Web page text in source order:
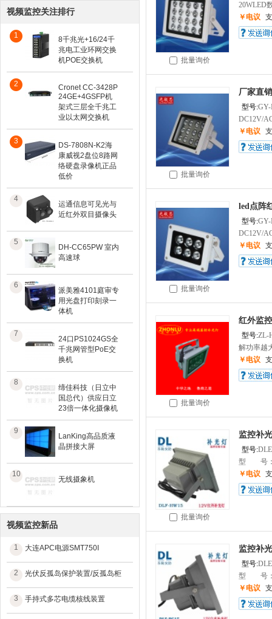
视频监控关注排行
1
8千兆光+16/24千
兆电工业环网交换
机POE交换机
2
Cronet CC-3428P
24GE+4GSFP机
架式三层全千兆工
业以太网交换机
3
DS-7808N-K2海
康威视2盘位8路网
络硬盘录像机正品
低价
4
运通信息可见光与
近红外双目摄像头
5
DH-CC65PW 室内
高速球
6
派美雅4101庭审专
用光盘打印刻录一
体机
7
24口PS1024GS全
千兆网管型PoE交
换机
8
缔佳科技（日立中
国总代）供应日立
23倍一体化摄像机
9
LanKing高品质液
晶拼接大屏
10
无线摄象机
视频监控新品
1 大连APC电源SMT750I
2 光伏反孤岛保护装置/反孤岛柜
3 手持式多芯电缆核线装置
批量询价
20WLED
￥电议
批量询价
厂家直
型号:GY-
DC12V/
￥电议
批量询价
led点阵
型号:GY-
DC12V/
￥电议
批量询价
红外监
型号:ZL-
解功率越
￥电议
批量询价
监控补
型号:
型 号：
￥电议
监控补
型号:
型 号：
￥电议